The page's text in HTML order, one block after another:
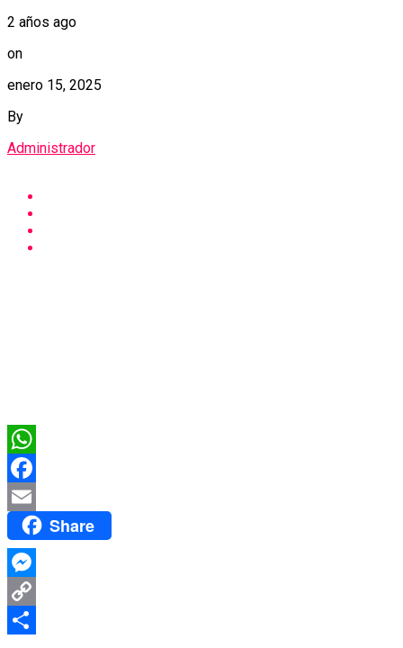
2 años ago
on
enero 15, 2025
By
Administrador
WhatsApp
Facebook
Email Share
Messenger
Copy